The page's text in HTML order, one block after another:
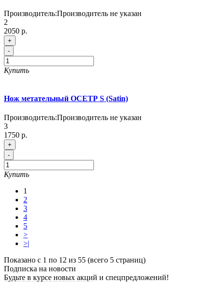
Производитель:Производитель не указан
2
2050 р.
+
-
Купить
Нож метательный ОСЕТР S (Satin)
Производитель:Производитель не указан
3
1750 р.
+
-
Купить
1
2
3
4
5
>
>|
Показано с 1 по 12 из 55 (всего 5 страниц)
Подписка на новости
Будьте в курсе новых акций и спецпредложений!